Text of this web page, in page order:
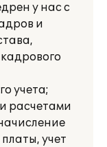
у нас с
и
учета;
расчетами
учет